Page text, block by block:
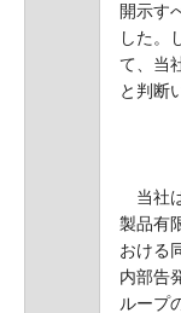
開示す
した。
て、当
と判断
当社
製品有
おける
内部告
ループ